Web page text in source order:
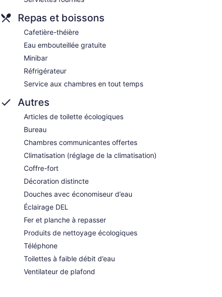
Repas et boissons
Cafetière-théière
Eau embouteillée gratuite
Minibar
Réfrigérateur
Service aux chambres en tout temps
Autres
Articles de toilette écologiques
Bureau
Chambres communicantes offertes
Climatisation (réglage de la climatisation)
Coffre-fort
Décoration distincte
Douches avec économiseur d’eau
Éclairage DEL
Fer et planche à repasser
Produits de nettoyage écologiques
Téléphone
Toilettes à faible débit d’eau
Ventilateur de plafond